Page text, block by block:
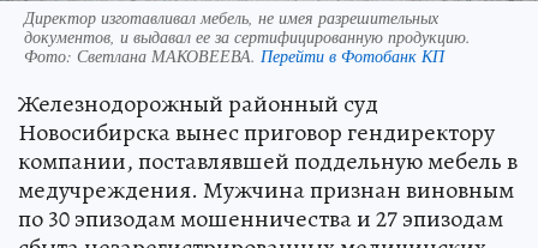
Директор изготавливал мебель, не имея разрешительных
документов, и выдавал ее за сертифицированную продукцию.
Фото: Светлана МАКОВЕЕВА. Перейти в Фотобанк КП
Железнодорожный районный суд
Новосибирска вынес приговор гендиректору
компании, поставлявшей поддельную мебель в
медучреждения. Мужчина признан виновным
по 30 эпизодам мошенничества и 27 эпизодам